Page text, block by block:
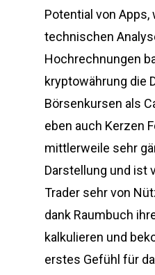
Potential von Apps,
technischen
Hochrechnungen
kryptowährung die
Börsenkursen als
eben auch Kerzen
mittlerweile sehr
Darstellung und ist
Trader sehr von
dank Raumbuch
kalkulieren und
erstes Gefühl für